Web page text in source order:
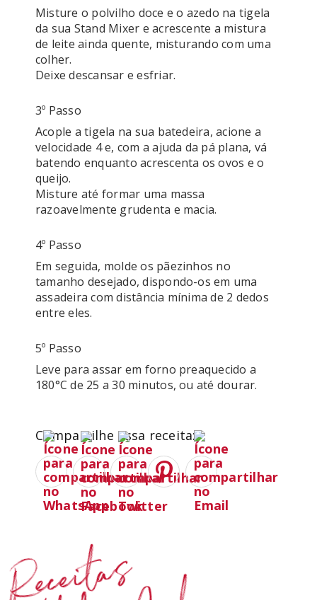
Misture o polvilho doce e o azedo na tigela
da sua Stand Mixer e acrescente a mistura
de leite ainda quente, misturando com uma
colher.
Deixe descansar e esfriar.
3º Passo
Acople a tigela na sua batedeira, acione a
velocidade 4 e, com a ajuda da pá plana, vá
batendo enquanto acrescenta os ovos e o
queijo.
Misture até formar uma massa
razoavelmente grudenta e macia.
4º Passo
Em seguida, molde os pãezinhos no
tamanho desejado, dispondo-os em uma
assadeira com distância mínima de 2 dedos
entre eles.
5º Passo
Leve para assar em forno preaquecido a
180°C de 25 a 30 minutos, ou até dourar.
Compartilhe essa receita:
Receitas